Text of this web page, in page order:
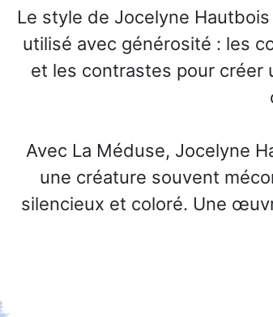
Le style de Jocelyne
utilisé avec générosité : les
et les contrastes pour créer
Avec La Méduse, Jocelyne
une créature souvent
silencieux et coloré. Une